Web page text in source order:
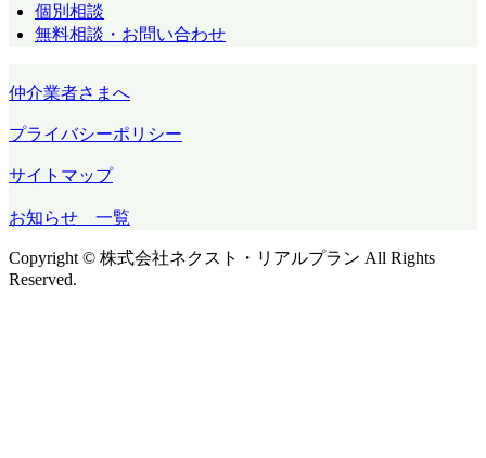
個別相談
無料相談・お問い合わせ
仲介業者さまへ
プライバシーポリシー
サイトマップ
お知らせ 一覧
Copyright © 株式会社ネクスト・リアルプラン All Rights
Reserved.